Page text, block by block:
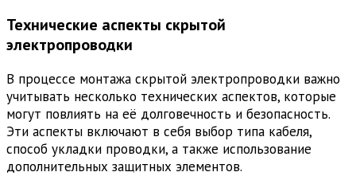
Технические аспекты скрытой
электропроводки
В процессе монтажа скрытой электропроводки важно
учитывать несколько технических аспектов, которые
могут повлиять на её долговечность и безопасность.
Эти аспекты включают в себя выбор типа кабеля,
способ укладки проводки, а также использование
дополнительных защитных элементов.